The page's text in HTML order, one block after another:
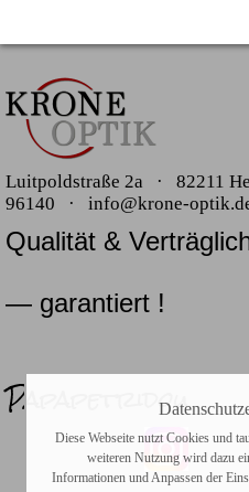
Luitpoldstraße 2a · 82211
96140 · info@krone-
Qualität &
— garantiert !
Papapetridou
Diese Webseite nutzt Cookies und
weiteren Nutzung wird dazu
Informationen und Anpassen der